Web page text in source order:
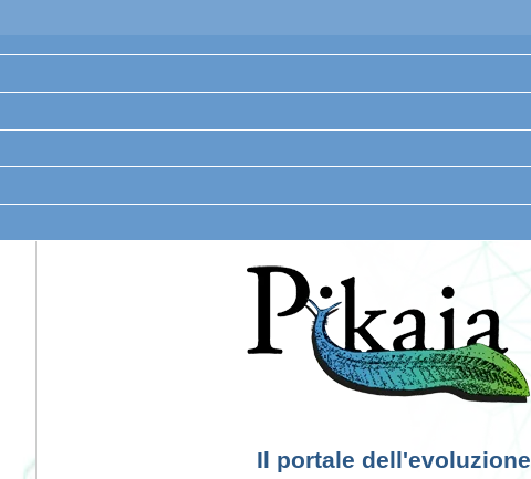
Il portale dell'evoluzione